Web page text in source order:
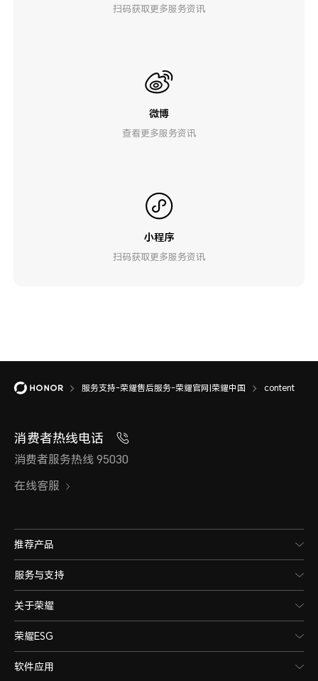
扫码获取更多服务资讯
微博
查看更多服务资讯
小程序
扫码获取更多服务资讯
服务支持-荣耀售后服务-荣耀官网|荣耀中国 content
消费者热线电话
消费者服务热线 95030
在线客服
推荐产品
服务与支持
关于荣耀
荣耀ESG
软件应用